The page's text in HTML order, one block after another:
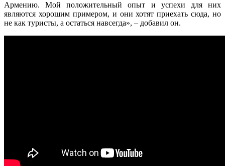
Армению. Мой положительный опыт и успехи для них
являются хорошим примером, и они хотят приехать сюда, но
не как туристы, а остаться навсегда», – добавил он.